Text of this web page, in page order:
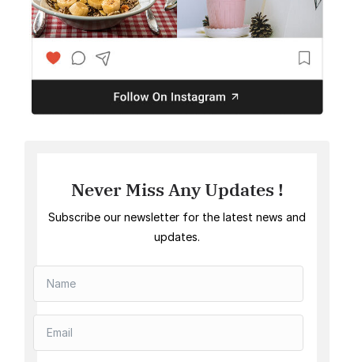
Never Miss Any Updates !
Subscribe our newsletter for the latest news and
updates.